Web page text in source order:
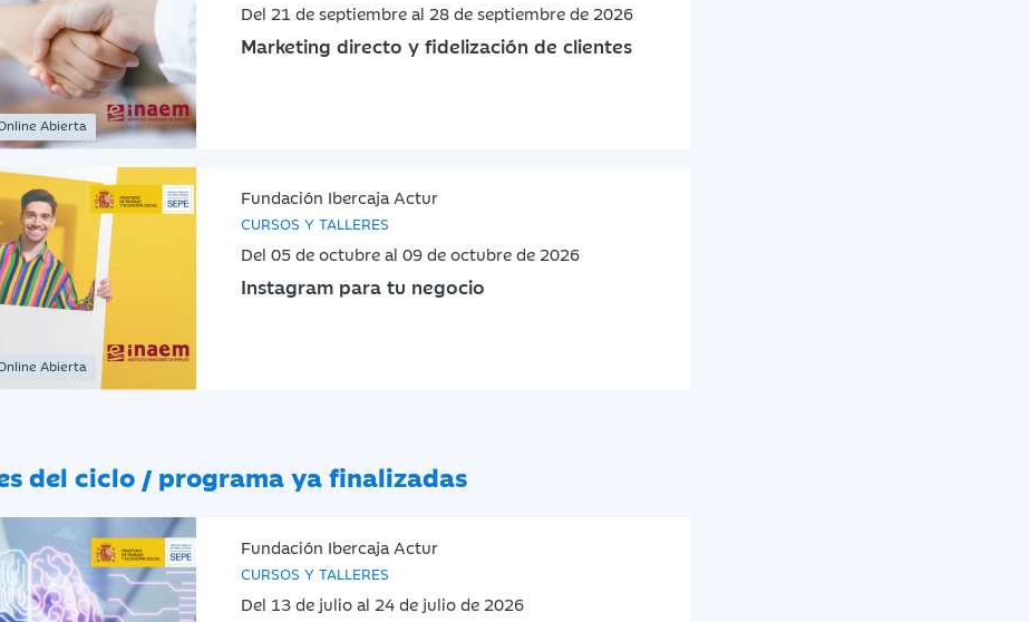
Abierta
Del 21 de septiembre al 28 de septiembre de 2026
Marketing directo y fidelización de clientes
Abierta
Fundación Ibercaja Actur
CURSOS Y TALLERES
Del 05 de octubre al 09 de octubre de 2026
Instagram para tu negocio
del ciclo / programa ya finalizadas
Fundación Ibercaja Actur
CURSOS Y TALLERES
Del 13 de julio al 24 de julio de 2026